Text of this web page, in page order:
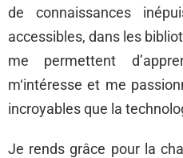
de connaissances
accessibles, dans les
me permettent
m‘intéresse et me
incroyables que la
Je rends grâce pour la